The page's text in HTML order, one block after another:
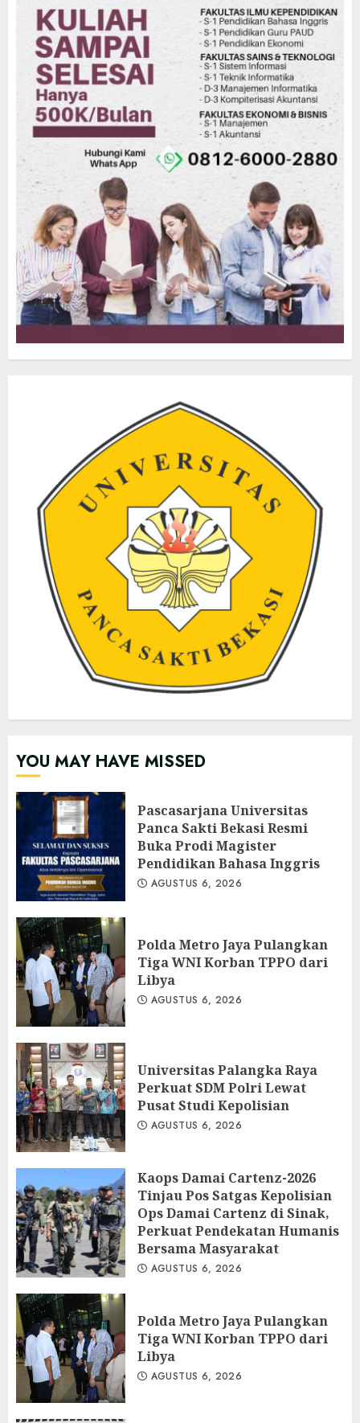
YOU MAY HAVE MISSED
Pascasarjana Universitas
Panca Sakti Bekasi Resmi
Buka Prodi Magister
Pendidikan Bahasa Inggris
AGUSTUS 6, 2026
Polda Metro Jaya Pulangkan
Tiga WNI Korban TPPO dari
Libya
AGUSTUS 6, 2026
Universitas Palangka Raya
Perkuat SDM Polri Lewat
Pusat Studi Kepolisian
AGUSTUS 6, 2026
Kaops Damai Cartenz-2026
Tinjau Pos Satgas Kepolisian
Ops Damai Cartenz di Sinak,
Perkuat Pendekatan Humanis
Bersama Masyarakat
AGUSTUS 6, 2026
Polda Metro Jaya Pulangkan
Tiga WNI Korban TPPO dari
Libya
AGUSTUS 6, 2026